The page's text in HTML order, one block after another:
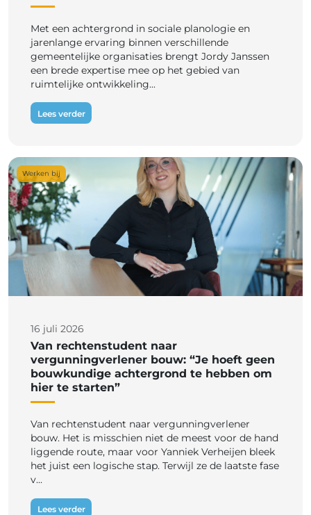
Met een achtergrond in sociale planologie en
jarenlange ervaring binnen verschillende
gemeentelijke organisaties brengt Jordy Janssen
een brede expertise mee op het gebied van
ruimtelijke ontwikkeling...
Lees verder
Werken bij
16 juli 2026
Van rechtenstudent naar
vergunningverlener bouw: “Je hoeft geen
bouwkundige achtergrond te hebben om
hier te starten”
Van rechtenstudent naar vergunningverlener
bouw. Het is misschien niet de meest voor de hand
liggende route, maar voor Yanniek Verheijen bleek
het juist een logische stap. Terwijl ze de laatste fase
v...
Lees verder